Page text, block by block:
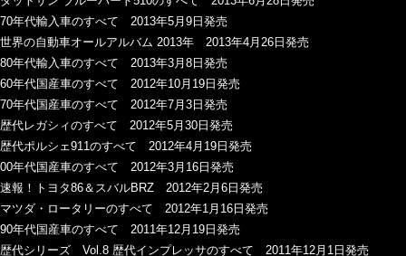
70年代輸入車のすべて 2013年5月9日発売
世界の自動車オールアルバム 2013年 2013年4月26日発売
80年代輸入車のすべて 2013年3月8日発売
60年代国産車のすべて 2012年10月19日発売
70年代国産車のすべて 2012年7月3日発売
歴代レガシィのすべて 2012年5月30日発売
歴代ポルシェ911のすべて 2012年4月19日発売
00年代国産車のすべて 2012年3月16日発売
速報！トヨタ86＆スバルBRZ 2012年2月6日発売
マツダ・ロータリーのすべて 2012年1月16日発売
90年代国産車のすべて 2011年12月19日発売
歴代シリーズ Vol.8 歴代インプレッサのすべて 2011年12月1日発売